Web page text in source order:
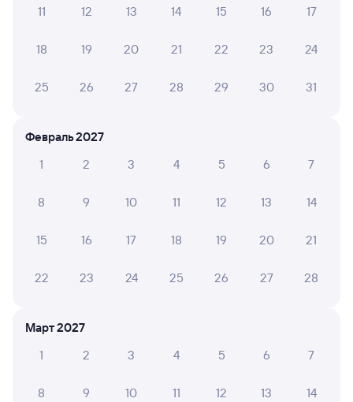
А ещё здесь можно найти
Обратные билеты из Полтавской
в Тоннельную
Расписание поездов до Верхнебаканского
Верхнебаканский
11 12 13 14 15 16 17
18 19 20 21 22 23 24
25 26 27 28 29 30 31
Февраль 2027
1
2 3 4 5 6 7
8 9 10 11 12 13 14
15 16 17 18 19 20 21
22 23 24 25 26 27 28
Март 2027
1
2 3 4 5 6 7
8 9 10 11 12 13 14